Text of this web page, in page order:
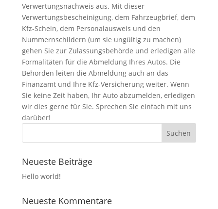
Verwertungsnachweis aus. Mit dieser
Verwertungsbescheinigung, dem Fahrzeugbrief, dem
Kfz-Schein, dem Personalausweis und den
Nummernschildern (um sie ungültig zu machen)
gehen Sie zur Zulassungsbehörde und erledigen alle
Formalitäten für die Abmeldung Ihres Autos. Die
Behörden leiten die Abmeldung auch an das
Finanzamt und Ihre Kfz-Versicherung weiter. Wenn
Sie keine Zeit haben, Ihr Auto abzumelden, erledigen
wir dies gerne für Sie. Sprechen Sie einfach mit uns
darüber!
Neueste Beiträge
Hello world!
Neueste Kommentare